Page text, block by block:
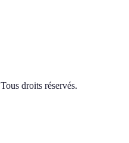
Tous droits réservés.